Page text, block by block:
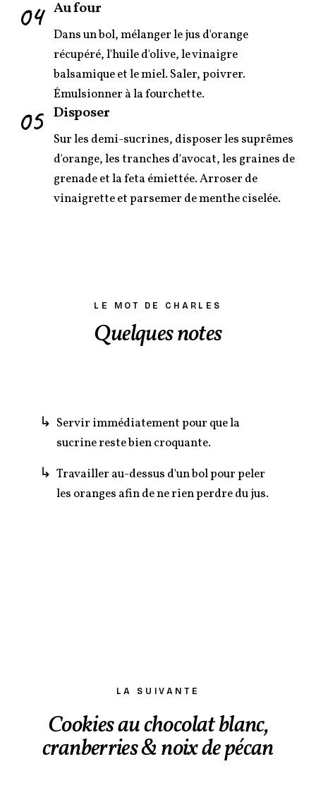
04 Au four
Dans un bol, mélanger le jus d'orange
récupéré, l'huile d'olive, le vinaigre
balsamique et le miel. Saler, poivrer.
Émulsionner à la fourchette.
05 Disposer
Sur les demi-sucrines, disposer les suprêmes
d'orange, les tranches d'avocat, les graines de
grenade et la feta émiettée. Arroser de
vinaigrette et parsemer de menthe ciselée.
LE MOT DE CHARLES
Quelques notes
Servir immédiatement pour que la
sucrine reste bien croquante.
Travailler au-dessus d'un bol pour peler
les oranges afin de ne rien perdre du jus.
LA SUIVANTE
Cookies au chocolat blanc,
cranberries & noix de pécan